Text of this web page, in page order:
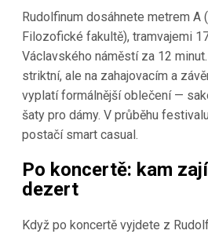
Rudolfinum dosáhnete metrem
Filozofické fakultě), tramvajemi
Václavského náměstí za 12
striktní, ale na zahajovacím a
vyplatí formálnější oblečení —
šaty pro dámy. V průběhu
postačí smart casual.
Po koncertě: kam
dezert
Když po koncertě vyjdete z